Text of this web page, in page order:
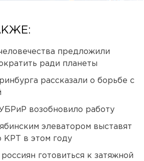
предложили
ради планеты
рассказали о борьбе с
возобновило работу
элеватором выставят
КРТ в этом году
готовиться к затяжной